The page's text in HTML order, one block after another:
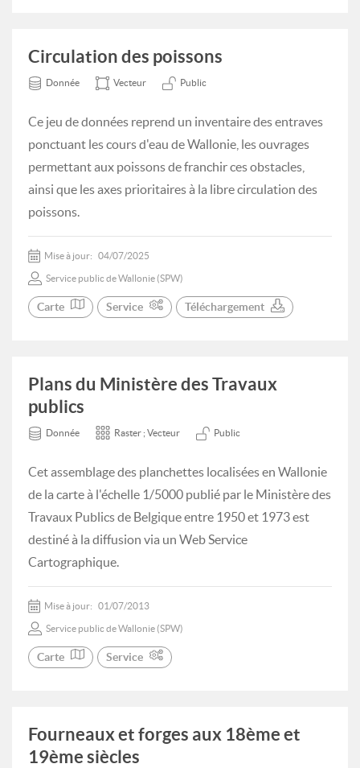
Circulation des poissons
Donnée Vecteur Public
Ce jeu de données reprend un inventaire des entraves
ponctuant les cours d'eau de Wallonie, les ouvrages
permettant aux poissons de franchir ces obstacles,
ainsi que les axes prioritaires à la libre circulation des
poissons.
Mise à jour: 04/07/2025
Service public de Wallonie (SPW)
Carte Service Téléchargement
Plans du Ministère des Travaux
publics
Donnée Raster ; Vecteur Public
Cet assemblage des planchettes localisées en Wallonie
de la carte à l'échelle 1/5000 publié par le Ministère des
Travaux Publics de Belgique entre 1950 et 1973 est
destiné à la diffusion via un Web Service
Cartographique.
Mise à jour: 01/07/2013
Service public de Wallonie (SPW)
Carte Service
Fourneaux et forges aux 18ème et
19ème siècles